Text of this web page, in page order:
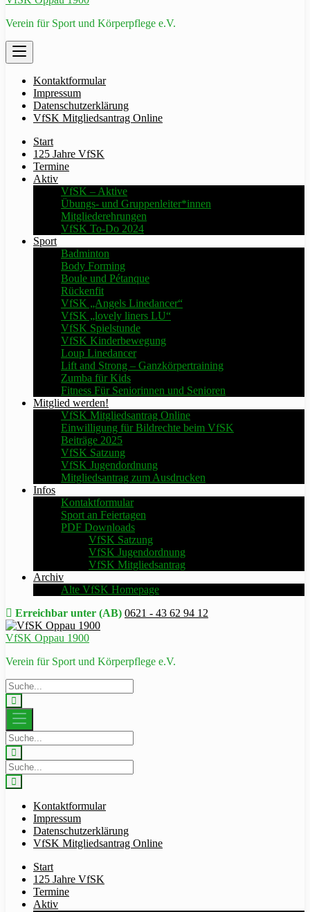
Verein für Sport und Körperpflege e.V.
Kontaktformular
Impressum
Datenschutzerklärung
VfSK Mitgliedsantrag Online
Start
125 Jahre VfSK
Termine
Aktiv
VfSK – Aktive
Übungs- und Gruppenleiter*innen
Mitgliederehrungen
VfSK To-Do 2024
Sport
Badminton
Body Forming
Boule und Pétanque
Rückenfit
VfSK „Angels Linedancer“
VfSK „lovely liners LU“
VfSK Spielstunde
VfSK Kinderbewegung
Loup Linedancer
Lift and Strong – Ganzkörpertraining
Zumba für Kids
Fitness Für Seniorinnen und Senioren
Mitglied werden!
VfSK Mitgliedsantrag Online
Einwilligung für Bildrechte beim VfSK
Beiträge 2025
VfSK Satzung
VfSK Jugendordnung
Mitgliedsantrag zum Ausdrucken
Infos
Kontaktformular
Sport an Feiertagen
PDF Downloads
VfSK Satzung
VfSK Jugendordnung
VfSK Mitgliedsantrag
Archiv
Alte VfSK Homepage
Erreichbar unter (AB) 0621 - 43 62 94 12
VfSK Oppau 1900
Verein für Sport und Körperpflege e.V.
Kontaktformular
Impressum
Datenschutzerklärung
VfSK Mitgliedsantrag Online
Start
125 Jahre VfSK
Termine
Aktiv